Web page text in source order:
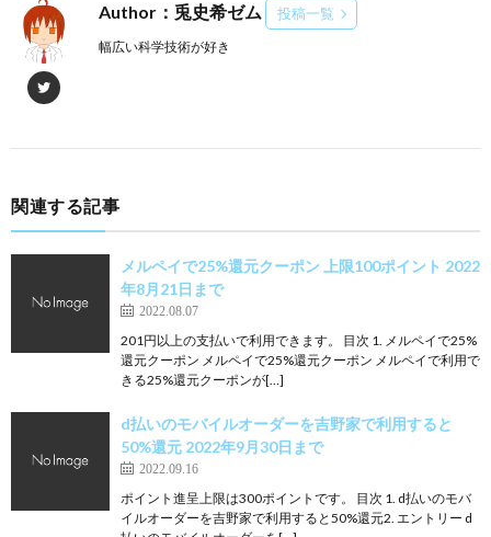
Author：兎史希ゼム 投稿一覧
幅広い科学技術が好き
関連する記事
メルペイで25%還元クーポン 上限100ポイント 2022
年8月21日まで
2022.08.07
201円以上の支払いで利用できます。 目次 1. メルペイで25%
還元クーポン メルペイで25%還元クーポン メルペイで利用で
きる25%還元クーポンが[…]
d払いのモバイルオーダーを吉野家で利用すると
50%還元 2022年9月30日まで
2022.09.16
ポイント進呈上限は300ポイントです。 目次 1. d払いのモバ
イルオーダーを吉野家で利用すると50%還元2. エントリー d